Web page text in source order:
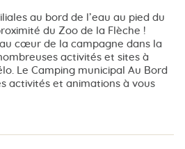
au bord de l’eau au pied du
du Zoo de la Flèche !
cœur de la campagne dans la
activités et sites à
Le Camping municipal Au Bord
activités et animations à vous